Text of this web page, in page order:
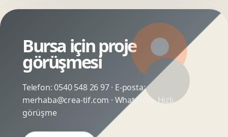
Bursa için proje
görüşmesi
Telefon:0540 548 26 97· E-posta:
merhaba@crea-tif.com · WhatsApp:Hızlı
görüşme